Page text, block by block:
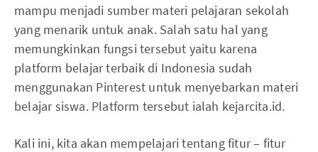
mampu menjadi sumber materi pelajaran sekolah
yang menarik untuk anak. Salah satu hal yang
memungkinkan fungsi tersebut yaitu karena
platform belajar terbaik di Indonesia sudah
menggunakan Pinterest untuk menyebarkan materi
belajar siswa. Platform tersebut ialah kejarcita.id.
Kali ini, kita akan mempelajari tentang fitur – fitur